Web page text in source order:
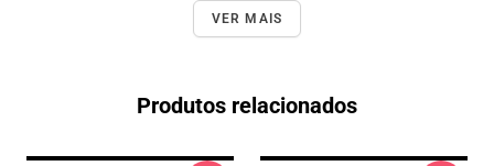
VER MAIS
Produtos relacionados